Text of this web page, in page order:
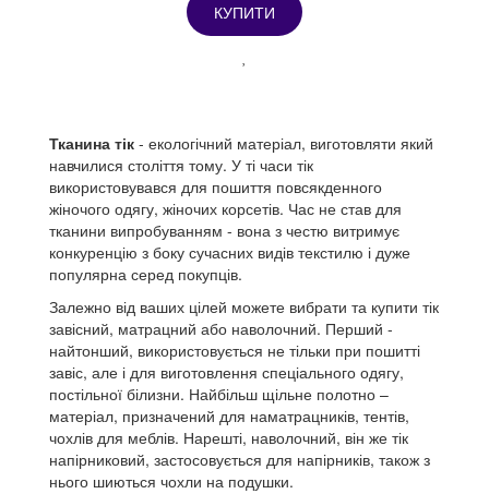
КУПИТИ
Тканина тік - екологічний матеріал, виготовляти який
навчилися століття тому. У ті часи тік
використовувався для пошиття повсякденного
жіночого одягу, жіночих корсетів. Час не став для
тканини випробуванням - вона з честю витримує
конкуренцію з боку сучасних видів текстилю і дуже
популярна серед покупців.
Залежно від ваших цілей можете вибрати та купити тік
завісний, матрацний або наволочний. Перший -
найтонший, використовується не тільки при пошитті
завіс, але і для виготовлення спеціального одягу,
постільної білизни. Найбільш щільне полотно –
матеріал, призначений для наматрацників, тентів,
чохлів для меблів. Нарешті, наволочний, він же тік
напірниковий, застосовується для напірників, також з
нього шиються чохли на подушки.